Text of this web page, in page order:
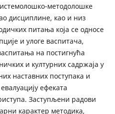
методолошке
дисциплине, као и низ
питања која се односе
и улоге васпитача,
на постигнућа
и културних садржаја у
наставних поступака и
ефеката
Заступљени радови
карактер методика,